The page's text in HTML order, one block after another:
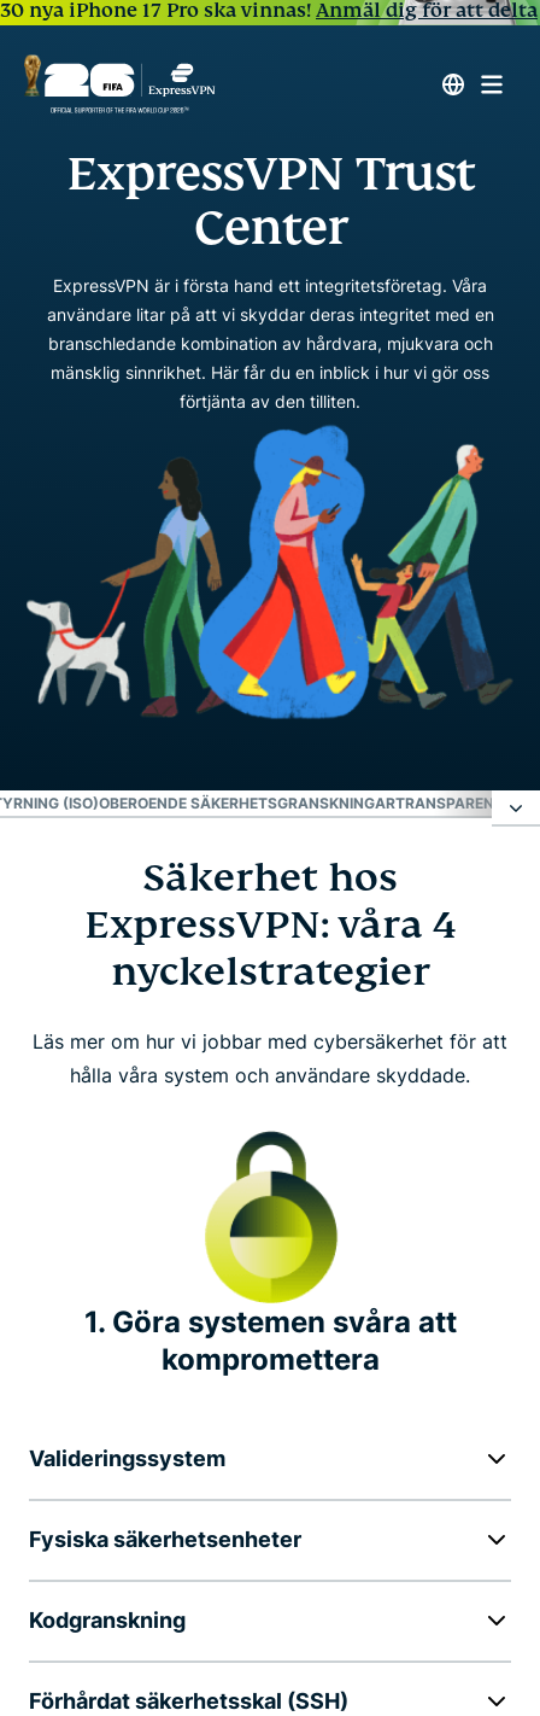
30 nya iPhone 17 Pro ska vinnas!Anmäl dig för att delta
ExpressVPN Trust
Center
ExpressVPN är i första hand ett integritetsföretag. Våra
användare litar på att vi skyddar deras integritet med en
branschledande kombination av hårdvara, mjukvara och
mänsklig sinnrikhet. Här får du en inblick i hur vi gör oss
förtjänta av den tilliten.
(ISO)OBEROENDE SÄKERHETSGRANSKNINGAR
Säkerhet hos ExpressVPN: våra 4
Innovation
Operativ styrning (ISO)
Oberoende säkerhetsgranskningar
Transparensrapport
Branschledarskap
Säkerhet hos
ExpressVPN: våra 4
nyckelstrategier
Läs mer om hur vi jobbar med cybersäkerhet för att
hålla våra system och användare skyddade.
1. Göra systemen svåra att
kompromettera
Valideringssystem
Fysiska säkerhetsenheter
Kodgranskning
Förhårdat säkerhetsskal (SSH)